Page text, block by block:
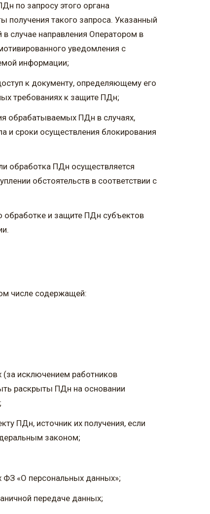
по запросу этого органа
получения такого запроса. Указанный
случае направления Оператором в
уведомления с
информации;
к документу, определяющему его
требованиях к защите ПДн;
обрабатываемых ПДн в случаях,
и сроки осуществления блокирования
обработка ПДн осуществляется
обстоятельств в соответствии с
обработке и защите ПДн субъектов
числе содержащей:
(за исключением работников
раскрыты ПДн на основании
ПДн, источник их получения, если
законом;
«О персональных данных»;
передаче данных;